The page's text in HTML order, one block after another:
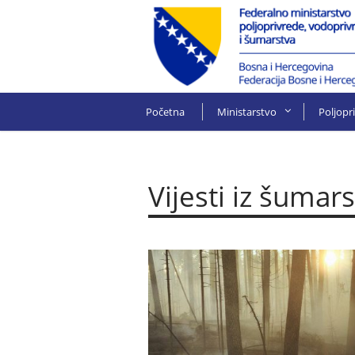
Početna Ministarstvo
Vijesti iz